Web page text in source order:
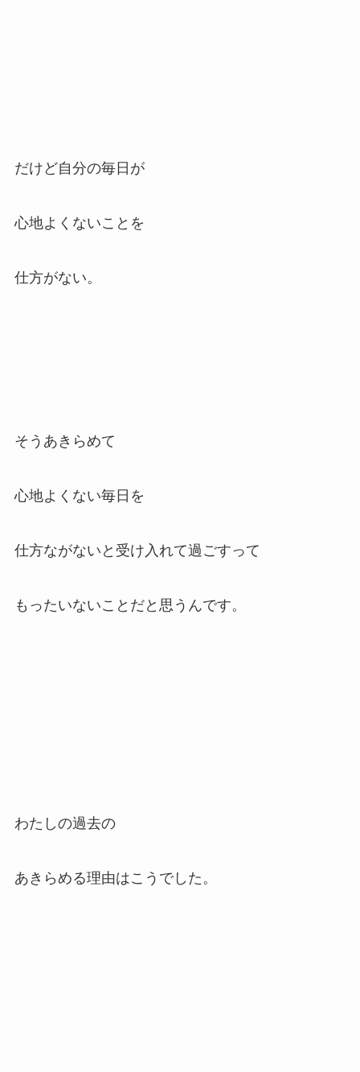
だけど自分の毎日が
心地よくないことを
仕方がない。
そうあきらめて
心地よくない毎日を
仕方ながないと受け入れて過ごすって
もったいないことだと思うんです。
わたしの過去の
あきらめる理由はこうでした。